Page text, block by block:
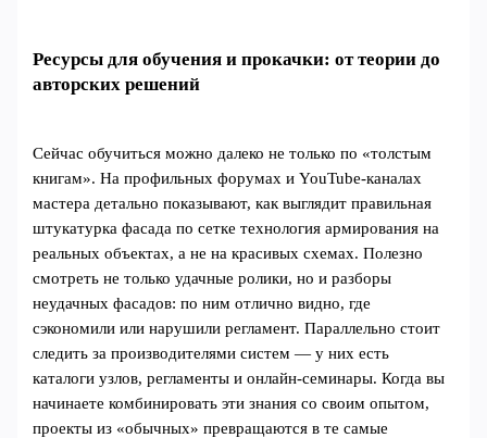
Ресурсы для обучения и прокачки: от теории до
авторских решений
Сейчас обучиться можно далеко не только по «толстым
книгам». На профильных форумах и YouTube-каналах
мастера детально показывают, как выглядит правильная
штукатурка фасада по сетке технология армирования на
реальных объектах, а не на красивых схемах. Полезно
смотреть не только удачные ролики, но и разборы
неудачных фасадов: по ним отлично видно, где
сэкономили или нарушили регламент. Параллельно стоит
следить за производителями систем — у них есть
каталоги узлов, регламенты и онлайн-семинары. Когда вы
начинаете комбинировать эти знания со своим опытом,
проекты из «обычных» превращаются в те самые